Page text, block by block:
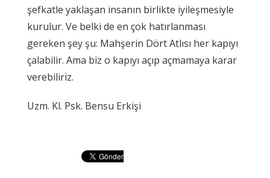
şefkatle yaklaşan insanın birlikte iyileşmesiyle
kurulur. Ve belki de en çok hatırlanması
gereken şey şu: Mahşerin Dört Atlısı her kapıyı
çalabilir. Ama biz o kapıyı açıp açmamaya karar
verebiliriz.
Uzm. Kl. Psk. Bensu Erkişi